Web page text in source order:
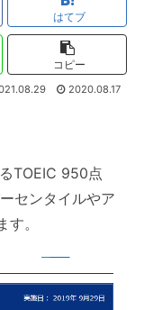
はてブ
コピー
2020.08.17
TOEIC 950点
センタイルやア
。